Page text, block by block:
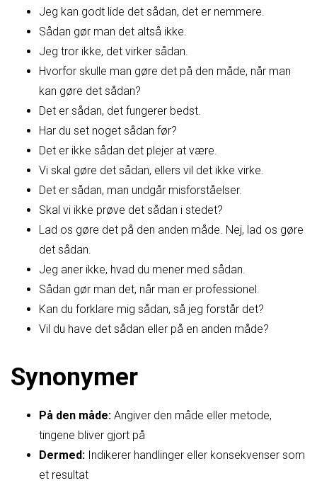
Jeg kan godt lide det sådan, det er nemmere.
Sådan gør man det altså ikke.
Jeg tror ikke, det virker sådan.
Hvorfor skulle man gøre det på den måde, når man
kan gøre det sådan?
Det er sådan, det fungerer bedst.
Har du set noget sådan før?
Det er ikke sådan det plejer at være.
Vi skal gøre det sådan, ellers vil det ikke virke.
Det er sådan, man undgår misforståelser.
Skal vi ikke prøve det sådan i stedet?
Lad os gøre det på den anden måde. Nej, lad os gøre
det sådan.
Jeg aner ikke, hvad du mener med sådan.
Sådan gør man det, når man er professionel.
Kan du forklare mig sådan, så jeg forstår det?
Vil du have det sådan eller på en anden måde?
Synonymer
På den måde: Angiver den måde eller metode,
tingene bliver gjort på
Dermed: Indikerer handlinger eller konsekvenser som
et resultat